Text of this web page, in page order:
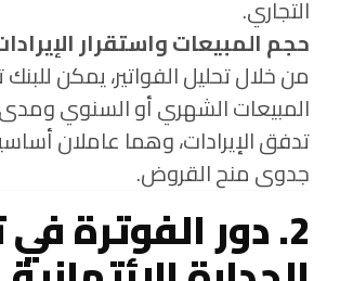
التجاري.
حجم المبيعات واستقرار
من خلال تحليل الفواتير، يمكن
المبيعات الشهري أو السنوي ومدى
تدفق الإيرادات، وهما عاملان
جدوى منح القروض.
2. دور الفوترة